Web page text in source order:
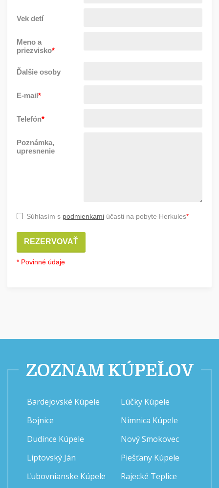
Vek detí
Meno a
priezvisko*
Ďalšie osoby
E-mail*
Telefón*
Poznámka,
upresnenie
Súhlasím s podmienkami účasti na pobyte Herkules*
REZERVOVAŤ
* Povinné údaje
ZOZNAM KÚPEĽOV
Bardejovské Kúpele
Bojnice
Dudince Kúpele
Liptovský Ján
Ľubovnianske Kúpele
Lúčky Kúpele
Nimnica Kúpele
Nový Smokovec
Piešťany Kúpele
Rajecké Teplice